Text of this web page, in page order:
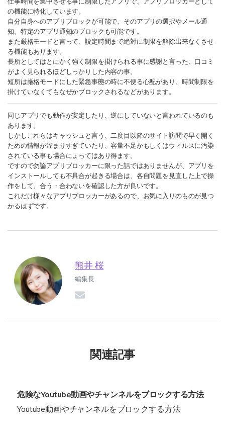
の機能に特化しています。
自分自身へのアプリブロックが可能で、そのアプリの選択やメール通
知。特定のアプリ通知のブロックも可能です。
また厳格モードと言って、設定時間まで絶対に制限を解除出来なくさせ
る機能もあります。
長所としてはとにかく強く制限を掛けられる事に感謝と言った、口コミ
がよく見られるほどしっかりした内容の事。
短所は厳格モードにした緊急事態の時に不便る心配があり、時間制限を
掛けていなくてもなぜかブロックされるなどがあります。
同じアプリでも動作が安定したり、逆にしていないと言われているのも
あります。
しかしこれらはキャッシュと言う、二度目以降のサイト訪問で早く開く
ための情報が溜まりすぎていたり、容量不足かもしくはウィルスに汚染
されている事も場合にょってはあり得ます。
ですので勿論アプリブロッカーに限った話ではありませんが、アプリを
インストールしても不具合が起きる場合は、各自問題を見直した上で操
作をして、合う・合わないを確認した方が良いです。
これだけ様々なアプリブロッカーがあるので、お気に入りのものが見つ
かるはずです。
熊井 桜
編集長
関連記事
危険なYoutube動画やチャンネルをブロックする方法
Youtube動画やチャンネルをブロックする方法